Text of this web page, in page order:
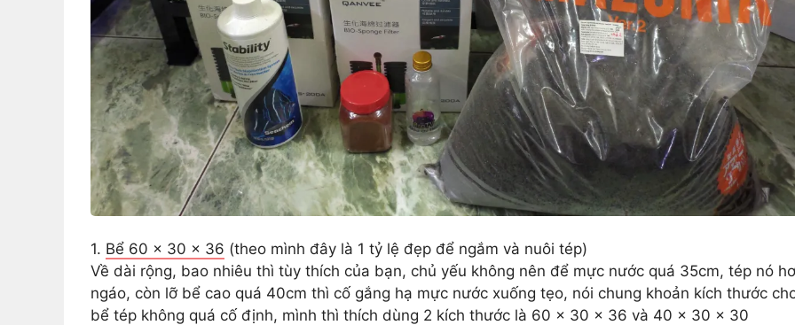
1. Bể 60 x 30 x 36 (theo mình đây là 1 tỷ lệ đẹp để ngắm và nuôi tép)
Về dài rộng, bao nhiêu thì tùy thích của bạn, chủ yếu không nên để mực nước quá 35cm, tép nó
ngáo, còn lỡ bể cao quá 40cm thì cố gắng hạ mực nước xuống tẹo, nói chung khoản kích thước
bể tép không quá cố định, mình thì thích dùng 2 kích thước là 60 x 30 x 36 và 40 x 30 x 30